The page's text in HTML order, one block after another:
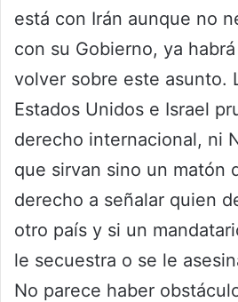
está con Irán aunque no
con su Gobierno, ya
volver sobre este asunto.
Estados Unidos e Israel
derecho internacional, ni
que sirvan sino un matón
derecho a señalar quien
otro país y si un
le secuestra o se le
No parece haber